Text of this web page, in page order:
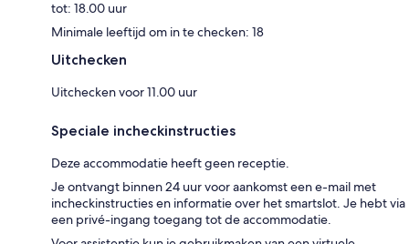
tot: 18.00 uur
Minimale leeftijd om in te checken: 18
Uitchecken
Uitchecken voor 11.00 uur
Speciale incheckinstructies
Deze accommodatie heeft geen receptie.
Je ontvangt binnen 24 uur voor aankomst een e-mail met
incheckinstructies en informatie over het smartslot. Je hebt via
een privé-ingang toegang tot de accommodatie.